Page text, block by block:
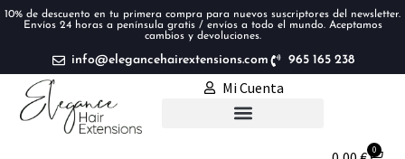
10% de descuento en tu primera compra para nuevos suscriptores del newsletter.
Envíos 24 horas a península gratis / envíos a todo el mundo. Aceptamos
cambios y devoluciones.
info@elegancehairextensions.com 965 165 238
Mi Cuenta
0